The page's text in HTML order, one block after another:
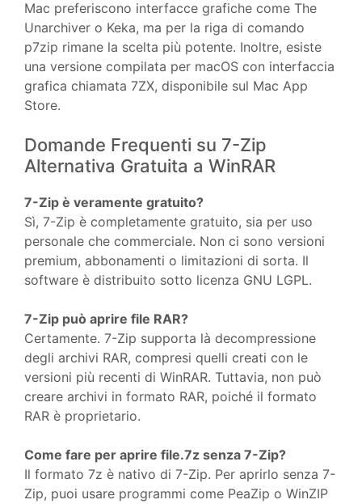
Mac preferiscono interfacce grafiche come The
Unarchiver o Keka, ma per la riga di comando
p7zip rimane la scelta più potente. Inoltre, esiste
una versione compilata per macOS con interfaccia
grafica chiamata 7ZX, disponibile sul Mac App
Store.
Domande Frequenti su 7-Zip
Alternativa Gratuita a WinRAR
7-Zip è veramente gratuito?
Sì, 7-Zip è completamente gratuito, sia per uso
personale che commerciale. Non ci sono versioni
premium, abbonamenti o limitazioni di sorta. Il
software è distribuito sotto licenza GNU LGPL.
7-Zip può aprire file RAR?
Certamente. 7-Zip supporta là decompressione
degli archivi RAR, compresi quelli creati con le
versioni più recenti di WinRAR. Tuttavia, non può
creare archivi in formato RAR, poiché il formato
RAR è proprietario.
Come fare per aprire file.7z senza 7-Zip?
Il formato 7z è nativo di 7-Zip. Per aprirlo senza 7-
Zip, puoi usare programmi come PeaZip o WinZIP